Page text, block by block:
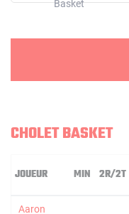
CHOLET BASKET
JOUEUR MIN 2R/2T
Aaron